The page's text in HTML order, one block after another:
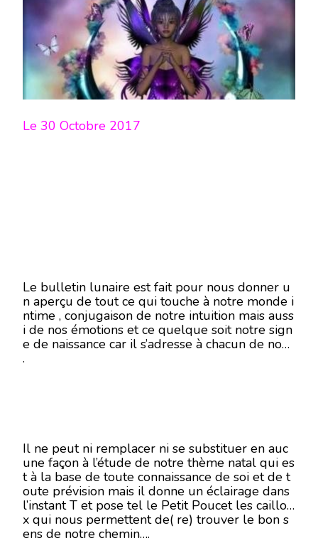
30
OCTOBRE
2017-
EN
MODE
ÉCRITURE-
Le 30 Octobre 2017
Le bulletin lunaire est fait pour nous donner u
n aperçu de tout ce qui touche à notre monde i
ntime , conjugaison de notre intuition mais auss
i de nos émotions et ce quelque soit notre sign
e de naissance car il s’adresse à chacun de nous
.
Il ne peut ni remplacer ni se substituer en auc
une façon à l’étude de notre thème natal qui es
t à la base de toute connaissance de soi et de t
oute prévision mais il donne un éclairage dans
l’instant T et pose tel le Petit Poucet les caillou
x qui nous permettent de( re) trouver le bon s
ens de notre chemin….